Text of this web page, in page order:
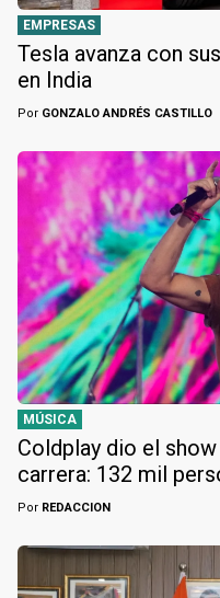
EMPRESAS
Tesla avanza con
en India
Por GONZALO ANDRÉS CASTILLO
MÚSICA
Coldplay dio el
carrera: 132 mil
Por REDACCION